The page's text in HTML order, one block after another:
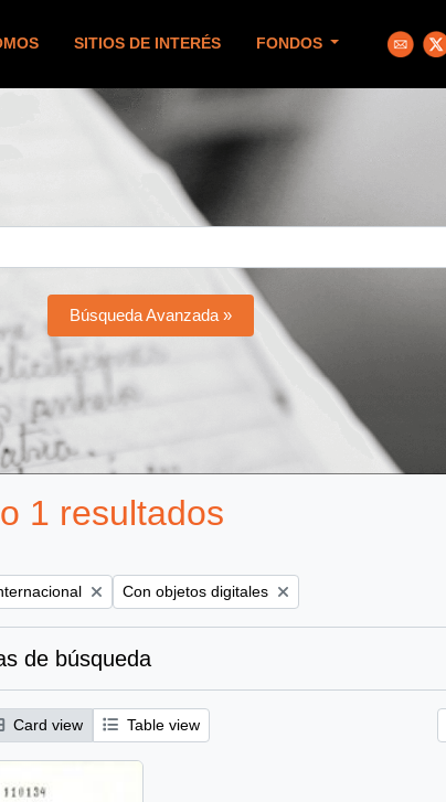
SITIOS DE INTERÉS FONDOS
Búsqueda Avanzada »
1 resultados
Remove filter:
Con objetos digitales
de búsqueda
Card view Table view